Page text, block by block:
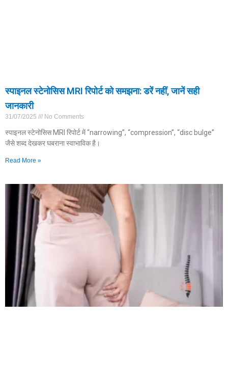
स्पाइनल स्टेनोसिस MRI रिपोर्ट को समझना: डरें नहीं, जानें सही
जानकारी
31/07/2025 No Comments
स्पाइनल स्टेनोसिस MRI रिपोर्ट में “narrowing”, “compression”, “disc bulge”
जैसे शब्द देखकर घबराना स्वाभाविक है।
Read More »